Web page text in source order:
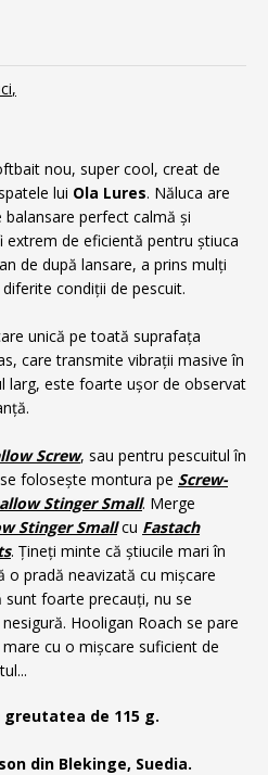
nou, super cool, creat de
lui Ola Lures. Năluca are
perfect calmă și
de eficientă pentru știuca
de după lansare, a prins mulți
condiții de pescuit.
unică pe toată suprafața
care transmite vibrații masive în
larg, este foarte ușor de observat
Screw, sau pentru pescuitul în
folosește montura pe Screw-
Stinger Small. Merge
Stinger Small cu Fastach
. Țineți minte că știucile mari în
pradă neavizată cu mișcare
sunt foarte precauți, nu se
Hooligan Roach se pare
cu o mișcare suficient de
de 115 g.
din Blekinge, Suedia.